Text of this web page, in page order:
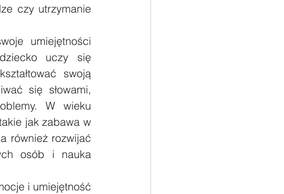
czy utrzymanie
umiejętności
uczy się
swoją
się słowami,
W wieku
jak zabawa w
również rozwijać
osób i nauka
i umiejętność